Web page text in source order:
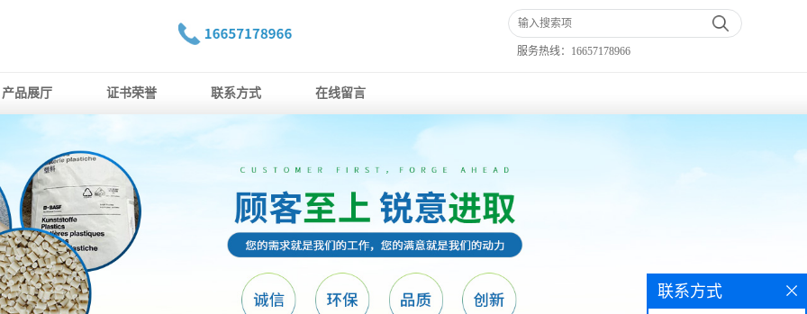
服务热线： 16657178966
产品展厅 证书荣誉 联系方式 在线留言
联系方式